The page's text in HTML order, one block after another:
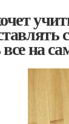
на